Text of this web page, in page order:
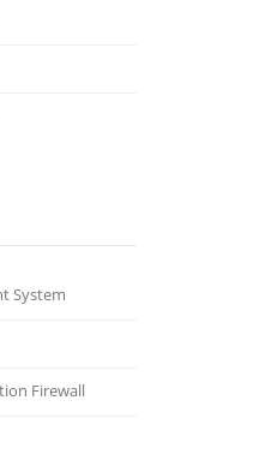
System
Firewall